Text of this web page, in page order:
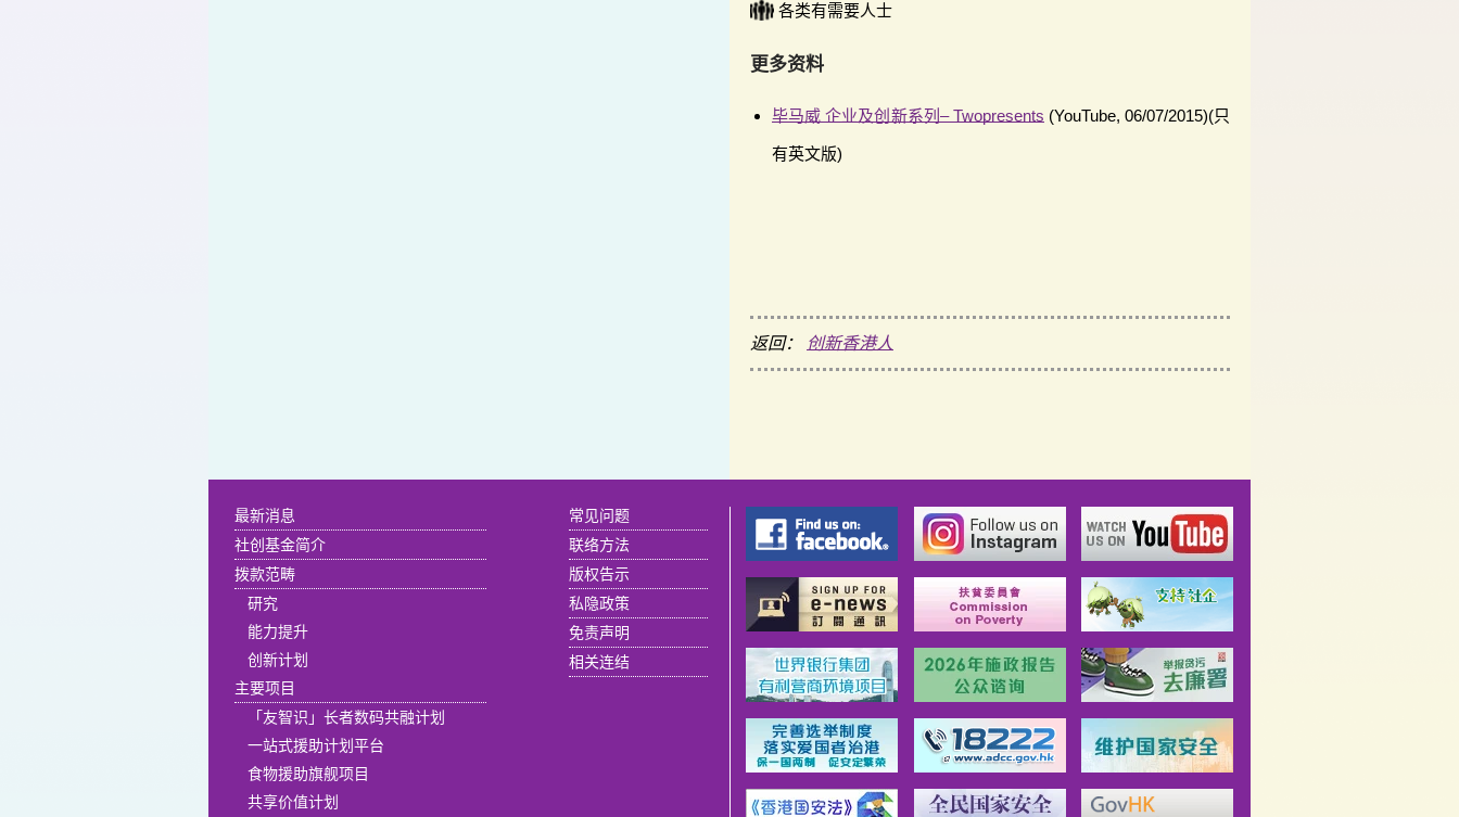
各类有需要人士
更多资料
毕马威 企业及创新系列– Twopresents (YouTube, 06/07/2015)(只
有英文版)
返回： 创新香港人
最新消息
社创基金简介
拨款范畴
研究
能力提升
创新计划
主要项目
「友智识」长者数码共融计划
一站式援助计划平台
食物援助旗舰项目
共享价值计划
常见问题
联络方法
版权告示
私隐政策
免责声明
相关连结